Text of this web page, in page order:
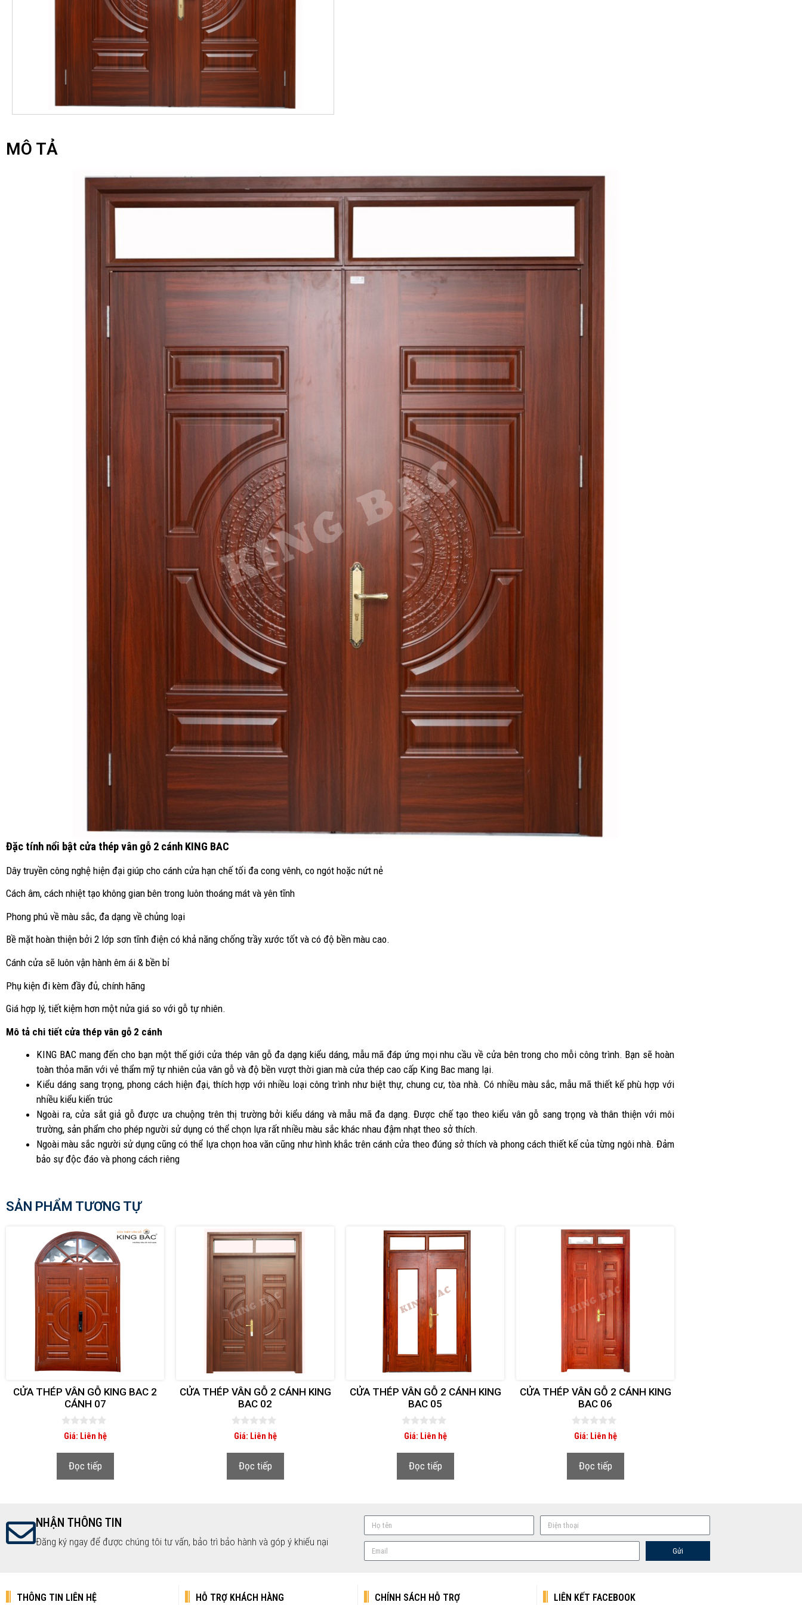
MÔ TẢ
Đặc tính nổi bật cửa thép vân gỗ 2 cánh KING BAC
Dây truyền công nghệ hiện đại giúp cho cánh cửa hạn chế tối đa cong vênh, co ngót hoặc nứt nẻ
Cách âm, cách nhiệt tạo không gian bên trong luôn thoáng mát và yên tĩnh
Phong phú về màu sắc, đa dạng về chủng loại
Bề mặt hoàn thiện bởi 2 lớp sơn tĩnh điện có khả năng chống trầy xước tốt và có độ bền màu cao.
Cánh cửa sẽ luôn vận hành êm ái & bền bỉ
Phụ kiện đi kèm đầy đủ, chính hãng
Giá hợp lý, tiết kiệm hơn một nửa giá so với gỗ tự nhiên.
Mô tả chi tiết cửa thép vân gỗ 2 cánh
KING BAC mang đến cho bạn một thế giới cửa thép vân gỗ đa dạng kiểu dáng, mẫu mã đáp ứng mọi nhu cầu về cửa bên trong cho mỗi công trình. Bạn sẽ hoàn
toàn thỏa mãn với vẻ thẩm mỹ tự nhiên của vân gỗ và độ bền vượt thời gian mà cửa thép cao cấp King Bac mang lại.
Kiểu dáng sang trọng, phong cách hiện đại, thích hợp với nhiều loại công trình như biệt thự, chung cư, tòa nhà. Có nhiều màu sắc, mẫu mã thiết kế phù hợp với
nhiều kiểu kiến trúc
Ngoài ra, cửa sắt giả gỗ được ưa chuộng trên thị trường bởi kiểu dáng và mẫu mã đa dạng. Được chế tạo theo kiểu vân gỗ sang trọng và thân thiện với môi
trường, sản phẩm cho phép người sử dụng có thể chọn lựa rất nhiều màu sắc khác nhau đậm nhạt theo sở thích.
Ngoài màu sắc người sử dụng cũng có thể lựa chọn hoa văn cũng như hình khắc trên cánh cửa theo đúng sở thích và phong cách thiết kế của từng ngôi nhà. Đảm
bảo sự độc đáo và phong cách riêng
SẢN PHẨM TƯƠNG TỰ
CỬA THÉP VÂN GỖ KING BAC 2
CÁNH 07
0
n
5
Giá: Liên hệ
Đọc tiếp
CỬA THÉP VÂN GỖ 2 CÁNH KING
BAC 02
0
n
5
Giá: Liên hệ
Đọc tiếp
CỬA THÉP VÂN GỖ 2 CÁNH KING
BAC 05
0
n
5
Giá: Liên hệ
Đọc tiếp
CỬA THÉP VÂN GỖ 2 CÁNH KING
BAC 06
0
n
5
Giá: Liên hệ
Đọc tiếp
NHẬN THÔNG TIN
Đăng ký ngay để được chúng tôi tư vấn, bảo trì bảo hành và góp ý khiếu nại
Gửi
THÔNG TIN LIÊN HỆ HỖ TRỢ KHÁCH HÀNG CHÍNH SÁCH HỖ TRỢ LIÊN KẾT FACEBOOK